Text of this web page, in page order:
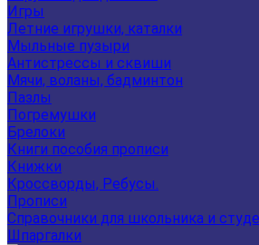
Игры
Летние игрушки, каталки
Мыльные пузыри
Антистрессы и сквиши
Мячи, воланы, бадминтон
Пазлы
Погремушки
Брелоки
Книги пособия прописи
Книжки
Кроссворды, Ребусы.
Прописи
Справочники для школьника и
Шпаргалки